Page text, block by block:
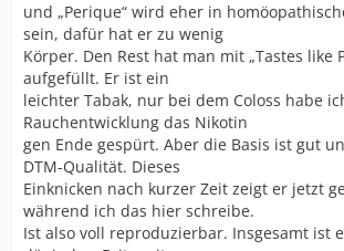
und „Perique“ wird eher in
sein, dafür hat er zu wenig
Körper. Den Rest hat man mit „Tastes like
aufgefüllt. Er ist ein
leichter Tabak, nur bei dem Coloss habe
Rauchentwicklung das Nikotin
gen Ende gespürt. Aber die Basis ist gut
DTM-Qualität. Dieses
Einknicken nach kurzer Zeit zeigt er jetzt
während ich das hier schreibe.
Ist also voll reproduzierbar. Insgesamt ist